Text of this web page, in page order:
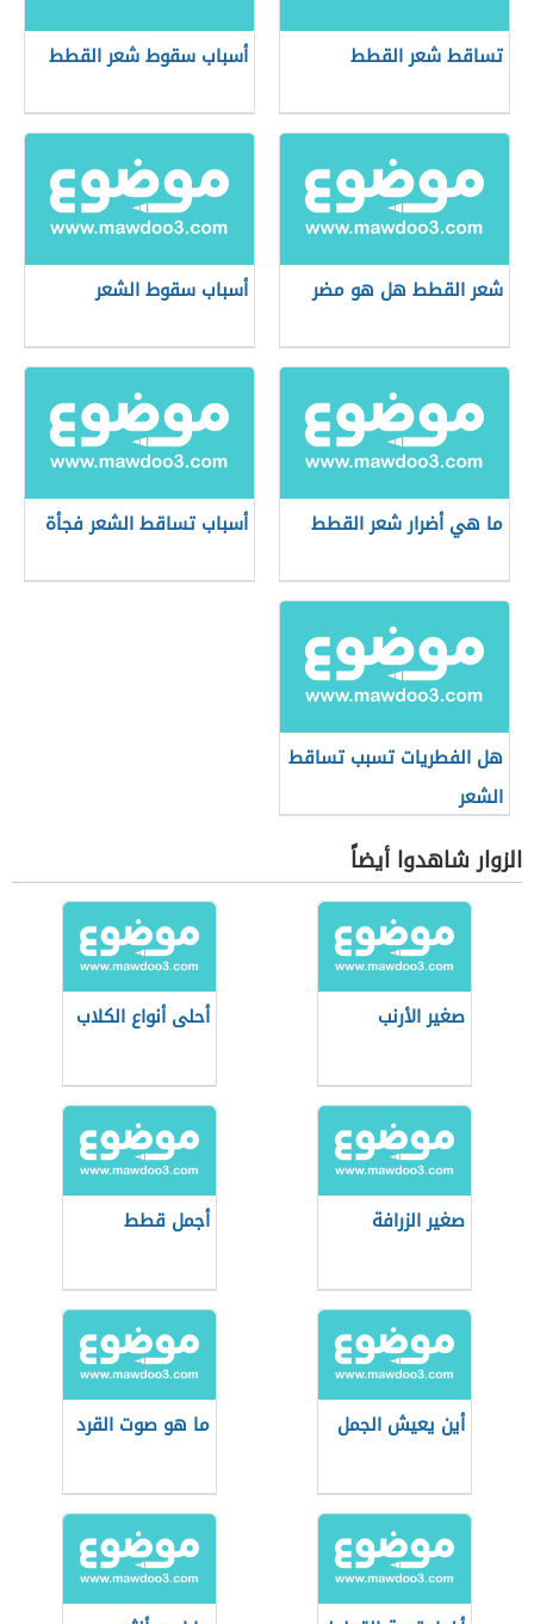
تساقط شعر القطط أسباب سقوط شعر القطط
شعر القطط هل هو مضر أسباب سقوط الشعر
ما هي أضرار شعر القطط أسباب تساقط الشعر فجأة
هل الفطريات تسبب تساقط
الشعر
الزوار شاهدوا أيضاً
صغير الأرنب أحلى أنواع الكلاب
صغير الزرافة أجمل قطط
أين يعيش الجمل ما هو صوت القرد